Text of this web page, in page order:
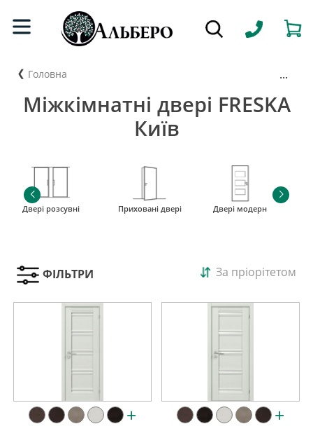
Головна ...
Міжкімнатні двері FRESKA
Київ
Двері розсувні Приховані двері Двері модерн
ФІЛЬТРИ За пріорітетом
+ +